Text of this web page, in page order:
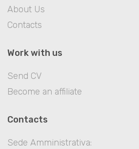
About Us
Contacts
Work with us
Send CV
Become an affiliate
Contacts
Sede Amministrativa: